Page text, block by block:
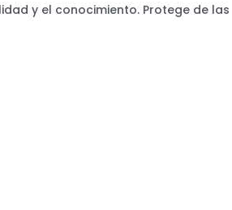
y el conocimiento. Protege de las